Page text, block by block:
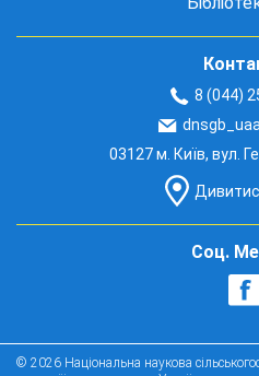
8 (044)
03127 м. Київ, вул.
Соц.
© 2026 Національна наукова